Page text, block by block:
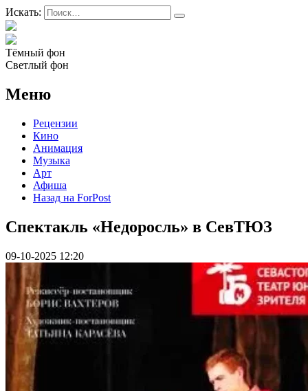
Искать:
Тёмный фон
Светлый фон
Меню
Рецензии
Кино
Анимация
Музыка
Арт
Афиша
Назад на ForPost
Спектакль «Недоросль» в СевТЮЗ
09-10-2025 12:20